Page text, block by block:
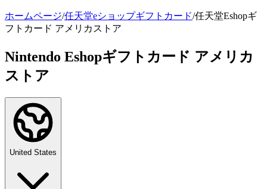
ホームページ/任天堂eショップギフトカード/任天堂Eshopギ
フトカード アメリカストア
Nintendo Eshopギフトカード アメリカ
ストア
United States